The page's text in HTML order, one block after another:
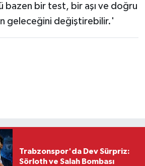
bazen bir test, bir aşı ve doğru
geleceğini değiştirebilir.'
Trabzonspor'da Dev Sürpriz:
Sörloth ve Salah Bombası